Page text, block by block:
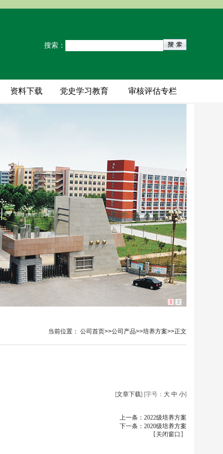
搜索：
资料下载 党史学习教育 审核评估专栏
1 2
当前位置： 公司首页>>公司产品>>培养方案>>正文
[文章下载] [字号： 大 中 小]
上一条：2022级培养方案
下一条：2020级培养方案
【 关闭窗口 】